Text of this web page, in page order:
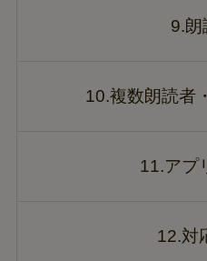
9.朗
10.複数朗読者
11.アプ
12.対